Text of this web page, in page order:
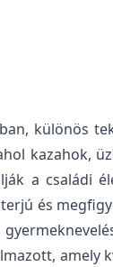
különös
kazahok,
a családi
és
amely